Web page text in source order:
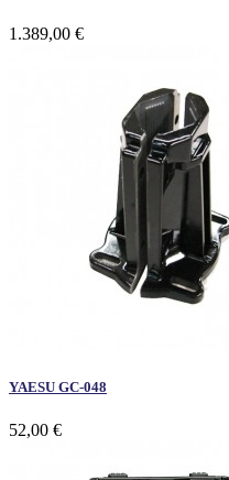
1.389,00 €
YAESU GC-048
52,00 €